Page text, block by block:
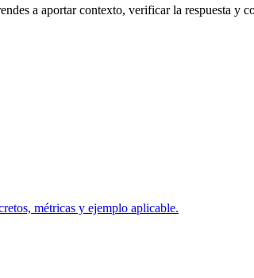
a aportar contexto, verificar la respuesta y
métricas y ejemplo aplicable.